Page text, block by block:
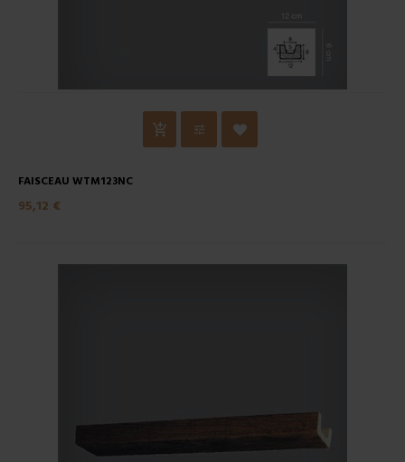
FAISCEAU WTM123NC
95,12 €